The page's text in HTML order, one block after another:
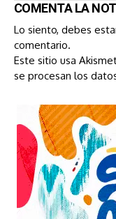
COMENTA LA
Lo siento, debes
comentario.
Este sitio usa
se procesan los